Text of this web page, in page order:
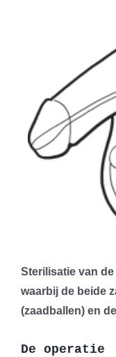
Sterilisatie van
waarbij de beide
(zaadballen) en
De operatie